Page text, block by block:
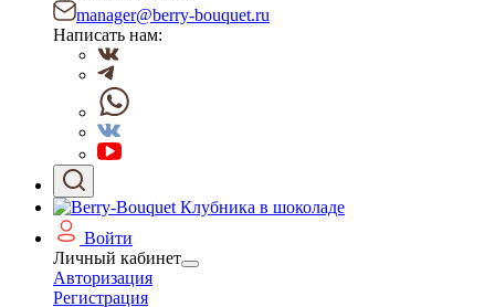
manager@berry-bouquet.ru
Написать нам:
Войти
Личный кабинет
Авторизация
Регистрация